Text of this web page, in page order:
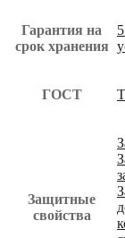
Гарантия на
срок хранения
ГОСТ
Защитные
свойства